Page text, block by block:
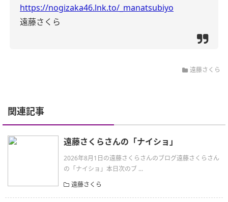
https://nogizaka46.lnk.to/_manatsubiyo
遠藤さくら
遠藤さくら
関連記事
遠藤さくらさんの「ナイショ」
2026年8月1日の遠藤さくらさんのブログ遠藤さくらさん
の「ナイショ」本日次のブ ...
遠藤さくら